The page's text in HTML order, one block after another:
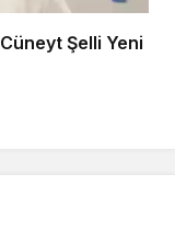
Şelli Yeni